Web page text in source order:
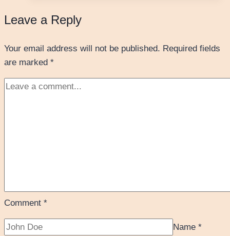
Leave a Reply
Your email address will not be published. Required fields
are marked *
Comment *
Name *